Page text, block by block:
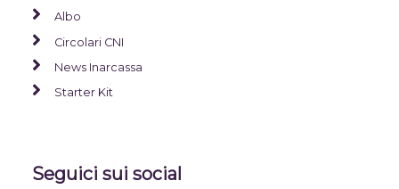
Albo
Circolari CNI
News Inarcassa
Starter Kit
Seguici sui social